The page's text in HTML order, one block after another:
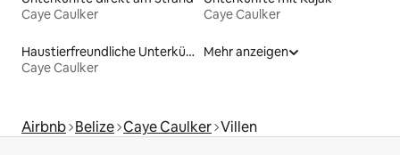
Caye Caulker
Caye Caulker
Haustierfreundliche Unterkünfte
Caye Caulker
Mehr anzeigen
Airbnb Belize Caye Caulker Villen